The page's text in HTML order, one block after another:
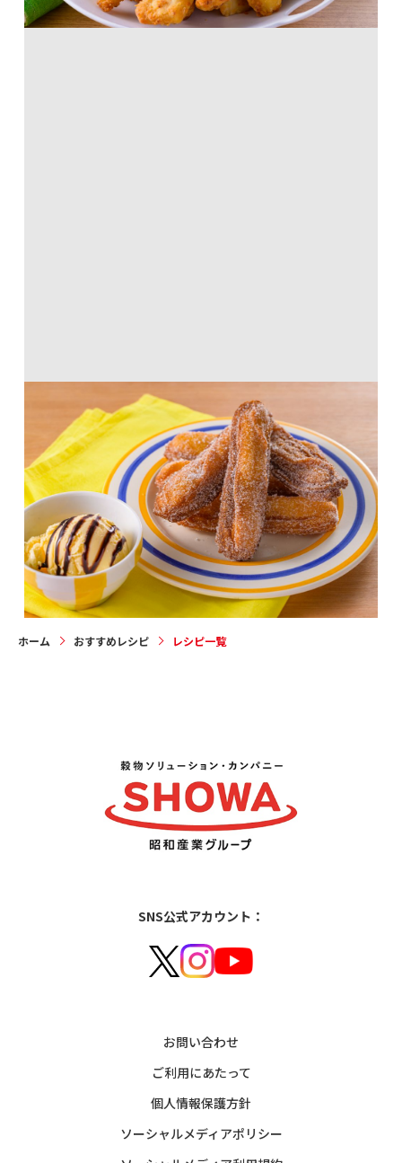
バニラチュロ
1 2 3 4 5 6 7 8 9
10 次へ
ホーム おすすめレシピ レシピ一覧
SNS公式アカウント：
お問い合わせ
ご利用にあたって
個人情報保護方針
ソーシャルメディアポリシー